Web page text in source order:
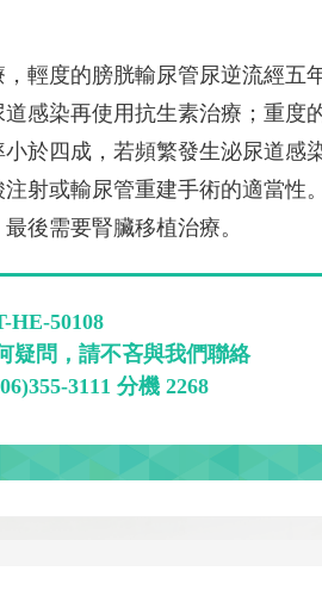
輕度的膀胱輸尿管尿逆流經五
感染再使用抗生素治療；重度
於四成，若頻繁發生泌尿道感
射或輸尿管重建手術的適當性
後需要腎臟移植治療。
HE-50108
疑問，請不吝與我們聯絡
3111 分機 2268